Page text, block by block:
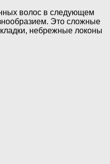
волос в следующем
Это сложные
небрежные локоны